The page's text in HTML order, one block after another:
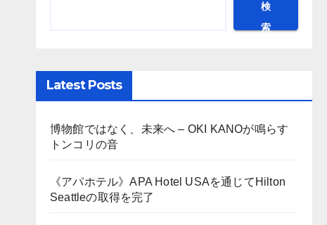
検
索
Latest Posts
博物館ではなく、未来へ – OKI KANOが鳴らす
トンコリの音
《アパホテル》APA Hotel USAを通じてHilton
Seattleの取得を完了